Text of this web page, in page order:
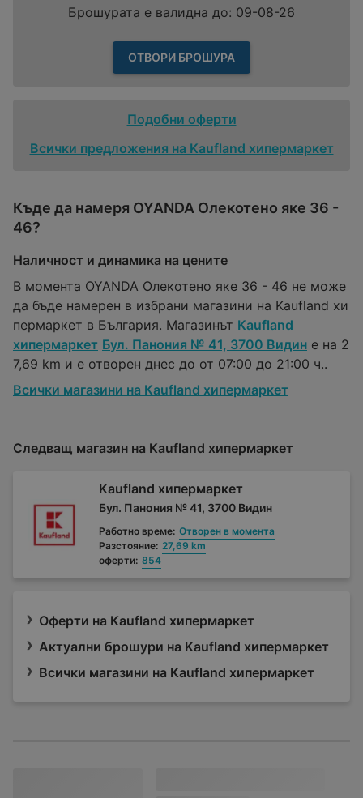
Брошурата е валидна до: 09-08-26
ОТВОРИ БРОШУРА
Подобни оферти
Всички предложения на Kaufland хипермаркет
Къде да намеря OYANDA Олекотено яке 36 -
46?
Наличност и динамика на цените
В момента OYANDA Олекотено яке 36 - 46 не може
да бъде намерен в избрани магазини на Kaufland хи
пермаркет в България. Магазинът Kaufland
хипермаркет Бул. Панония № 41, 3700 Видин е на 2
7,69 km и е отворен днес до от 07:00 до 21:00 ч..
Всички магазини на Kaufland хипермаркет
Следващ магазин на Kaufland хипермаркет
Kaufland хипермаркет
Бул. Панония № 41, 3700 Видин
Работно време: Отворен в момента
Разстояние: 27,69 km
оферти: 854
Оферти на Kaufland хипермаркет
Актуални брошури на Kaufland хипермаркет
Всички магазини на Kaufland хипермаркет